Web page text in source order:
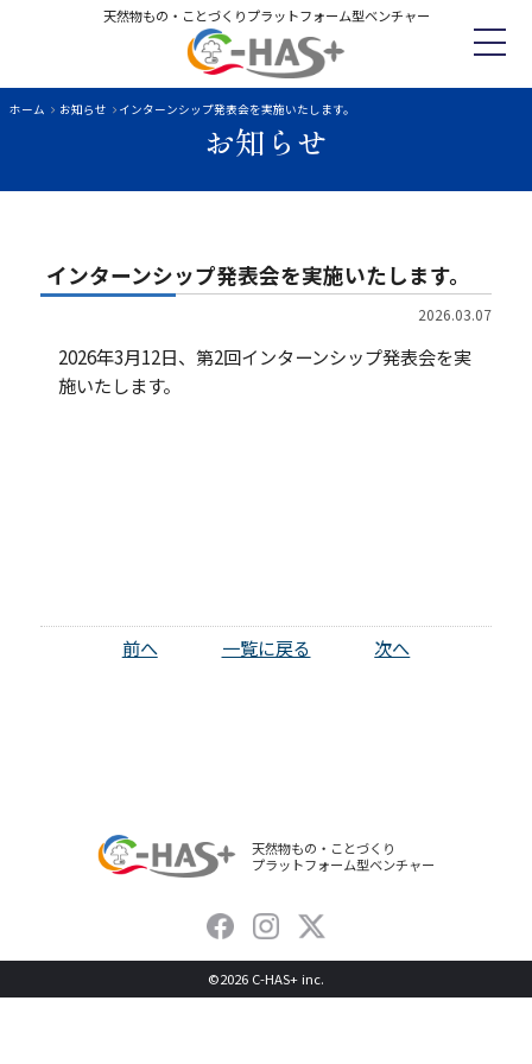
天然物もの・ことづくりプラットフォーム型ベンチャー
ホーム お知らせ インターンシップ発表会を実施いたします。
お知らせ
インターンシップ発表会を実施いたします。
2026.03.07
2026年3月12日、第2回インターンシップ発表会を実
施いたします。
前へ 一覧に戻る 次へ
天然物もの・ことづくり
プラットフォーム型ベンチャー
©2026 C-HAS+ inc.
企業理念
企業情報 お問い合わせ